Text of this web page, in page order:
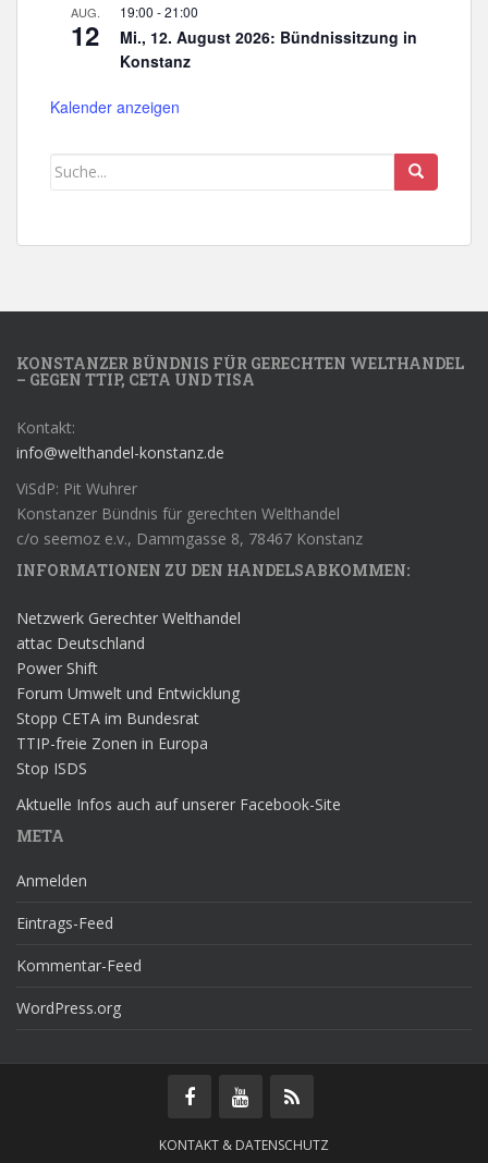
AUG.
12
19:00 -21:00
Mi., 12. August 2026: Bündnissitzung in
Konstanz
Kalender anzeigen
KONSTANZER BÜNDNIS FÜR GERECHTEN WELTHANDEL
– GEGEN TTIP, CETA UND TISA
Kontakt:
info@welthandel-konstanz.de
ViSdP: Pit Wuhrer
Konstanzer Bündnis für gerechten Welthandel
c/o seemoz e.v., Dammgasse 8, 78467 Konstanz
INFORMATIONEN ZU DEN HANDELSABKOMMEN:
Netzwerk Gerechter Welthandel
attac Deutschland
Power Shift
Forum Umwelt und Entwicklung
Stopp CETA im Bundesrat
TTIP-freie Zonen in Europa
Stop ISDS
Aktuelle Infos auch auf unserer Facebook-Site
META
Anmelden
Eintrags-Feed
Kommentar-Feed
WordPress.org
KONTAKT & DATENSCHUTZ